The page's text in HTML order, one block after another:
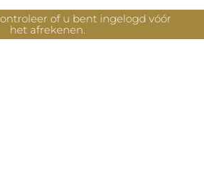
of u bent ingelogd vóór
het afrekenen.